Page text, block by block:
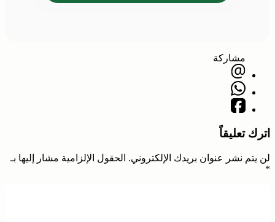
مشاركة
اترك تعليقاً
لن يتم نشر عنوان بريدك الإلكتروني. الحقول الإلزامية مشار إليها بـ
*